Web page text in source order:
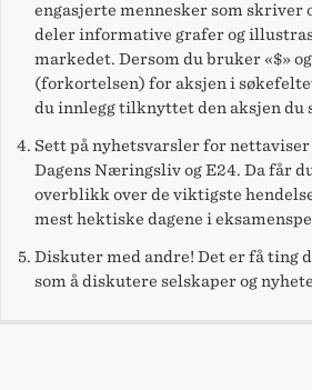
engasjerte mennesker som skriver
deler informative grafer og
markedet. Dersom du bruker «$»
(forkortelsen) for aksjen i
du innlegg tilknyttet den aksjen du
Sett på nyhetsvarsler for nettaviser
Dagens Næringsliv og E24. Da får
overblikk over de viktigste
mest hektiske dagene i
Diskuter med andre! Det er få ting
som å diskutere selskaper og